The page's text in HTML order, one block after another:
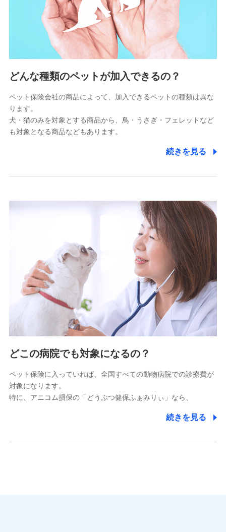
上記に係る連絡・手続き・管理等付帯業務を行うため
5.通話録音にて取得する情報
電話対応の品質向上およびお問合せ内容の正確な把握のため
6.採用応募者の個人情報
7.社員（従業者）の個人情報
人事･勤怠･健康・労務等の管理、給与支給、福利厚生・採用
退職関連処理等の各種手続きのため、当社と従業員または従
のため
各種お問い合わせに対応するため
10.受託業務の 個人情報
受託業務の遂行およびこれらに準ずる業務の遂行のため
11.マイカー通勤管理クラウド並びに法人向けASPサー
ビスに関してのお問い合わせ情報
各種お問い合わせに対応するため
をお送りするため
アンケートの送付のため
分析するため
当社の対応品質向上やお問い合わせ内容の正確な把握のため
個人情報保護管理者の職名、連絡先
株式会社ドコモ・インシュアランス 営業部長
どんな種類のペットが加入できるの？
ペット保険会社の商品によって、加入できるペットの種類は異な
ります。
犬・猫のみを対象とする商品から、鳥・うさぎ・フェレットなど
も対象となる商品などもあります。
続きを見る
どこの病院でも対象になるの？
ペット保険に入っていれば、全国すべての動物病院での診療費が
対象になります。
特に、アニコム損保の「どうぶつ健保ふぁみりぃ」なら、
続きを見る